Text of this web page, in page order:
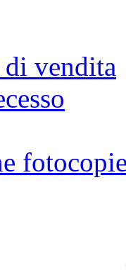
vendita